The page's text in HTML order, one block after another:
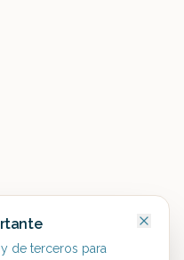
de terceros para